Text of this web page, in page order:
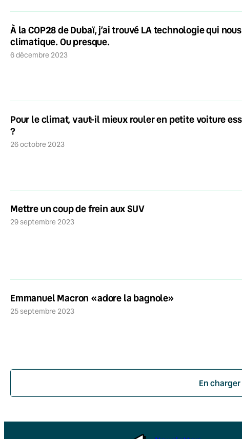
À la COP28 de Dubaï, j’ai trouvé LA technologie qui
climatique. Ou presque.
6 décembre 2023
Pour le climat, vaut-il mieux rouler en petite voiture
?
26 octobre 2023
Mettre un coup de frein aux SUV
29 septembre 2023
Emmanuel Macron «adore la bagnole»
25 septembre 2023
En